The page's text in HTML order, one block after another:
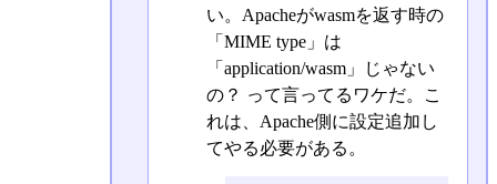
い。Apacheがwasmを返す時の
「MIME type」は
「application/wasm」じゃない
の？ って言ってるワケだ。こ
れは、Apache側に設定追加し
てやる必要がある。